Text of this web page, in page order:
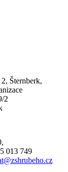
Šternberk,
2
013 749